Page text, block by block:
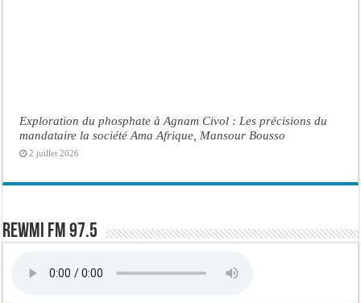
Exploration du phosphate à Agnam Civol : Les précisions du
mandataire la société Ama Afrique, Mansour Bousso
2 juillet 2026
Rewmi FM 97.5